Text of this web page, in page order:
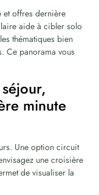
offres dernière
aide à cibler solo
thématiques bien
Ce panorama vous
minute
Une option circuit
une croisière
de visualiser la